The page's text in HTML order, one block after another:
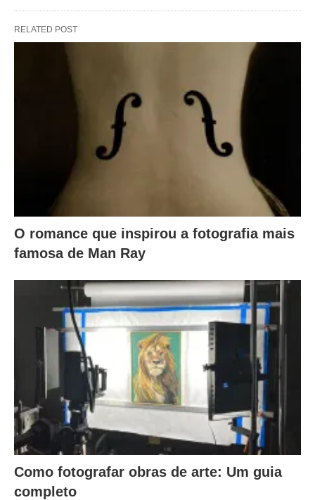
RELATED POST
O romance que inspirou a fotografia mais
famosa de Man Ray
Como fotografar obras de arte: Um guia
completo